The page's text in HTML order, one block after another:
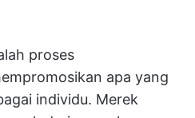
proses
apa yang
individu. Merek